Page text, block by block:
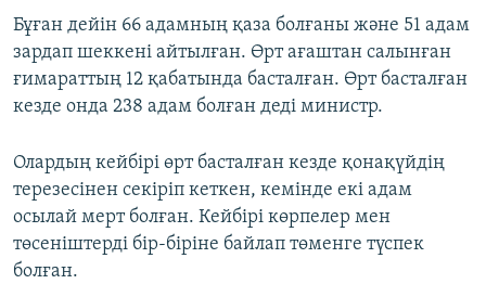
Бұған дейін 66 адамның қаза болғаны және 51 адам
зардап шеккені айтылған. Өрт ағаштан салынған
ғимараттың 12 қабатында басталған. Өрт басталған
кезде онда 238 адам болған деді министр.
Олардың кейбірі өрт басталған кезде қонақүйдің
терезесінен секіріп кеткен, кемінде екі адам
осылай мерт болған. Кейбірі көрпелер мен
төсеніштерді бір-біріне байлап төменге түспек
болған.